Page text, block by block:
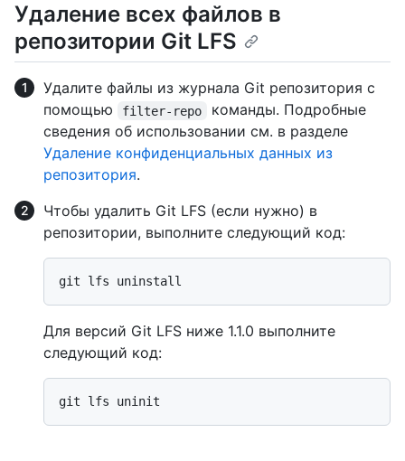
Удаление всех файлов в
репозитории Git LFS
Удалите файлы из журнала Git репозитория с
помощью
filter-repo
команды. Подробные
сведения об использовании см. в разделе
Удаление конфиденциальных данных из
репозитория.
Чтобы удалить Git LFS (если нужно) в
репозитории, выполните следующий код:
Для версий Git LFS ниже 1.1.0 выполните
следующий код: